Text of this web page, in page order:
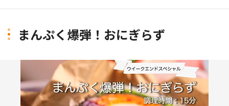
商品を探す レシピを探す
まんぷく爆弾！おにぎらず